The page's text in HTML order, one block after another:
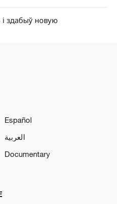
здабыў новую
Español
العربية
Documentary